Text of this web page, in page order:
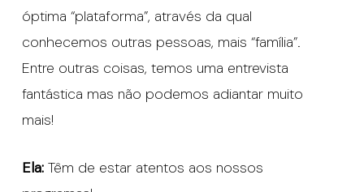
óptima “plataforma”, através da qual
conhecemos outras pessoas, mais “família”.
Entre outras coisas, temos uma entrevista
fantástica mas não podemos adiantar muito
mais!
Ela: Têm de estar atentos aos nossos